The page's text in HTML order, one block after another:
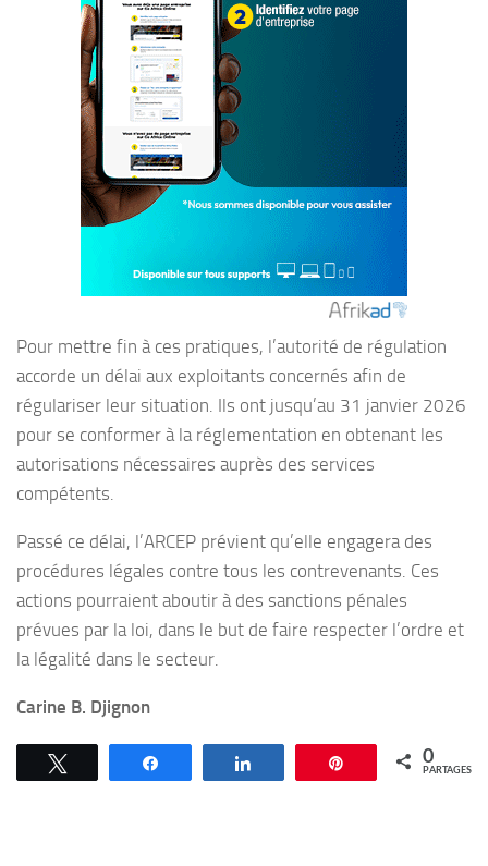
Pour mettre fin à ces pratiques, l’autorité de régulation
accorde un délai aux exploitants concernés afin de
régulariser leur situation. Ils ont jusqu’au 31 janvier 2026
pour se conformer à la réglementation en obtenant les
autorisations nécessaires auprès des services
compétents.
Passé ce délai, l’ARCEP prévient qu’elle engagera des
procédures légales contre tous les contrevenants. Ces
actions pourraient aboutir à des sanctions pénales
prévues par la loi, dans le but de faire respecter l’ordre et
la légalité dans le secteur.
Carine B. Djignon
Épingle 0
PARTAGES